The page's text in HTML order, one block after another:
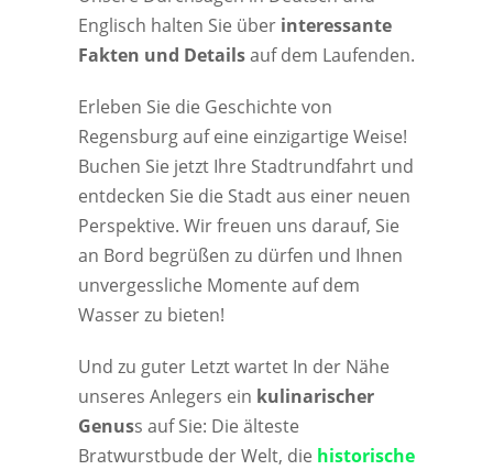
Englisch halten Sie über interessante
Fakten und Detailsauf dem Laufenden.
Erleben Sie die Geschichte von
Regensburg auf eine einzigartige Weise!
Buchen Sie jetzt Ihre Stadtrundfahrt und
entdecken Sie die Stadt aus einer neuen
Perspektive. Wir freuen uns darauf, Sie
an Bord begrüßen zu dürfen und Ihnen
unvergessliche Momente auf dem
Wasser zu bieten!
Und zu guter Letzt wartet In der Nähe
unseres Anlegers ein kulinarischer
Genuss auf Sie: Die älteste
Bratwurstbude der Welt, die historische